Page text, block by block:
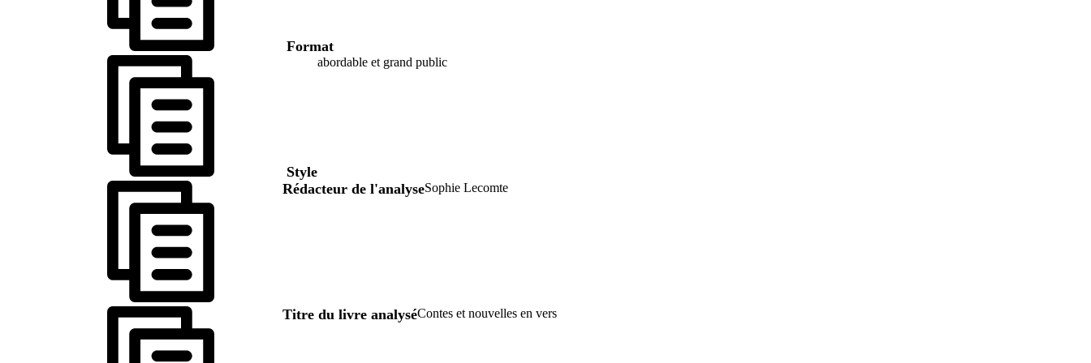
Format
Style
abordable et grand public
Rédacteur de l'analyseSophie Lecomte
Titre du livre analyséContes et nouvelles en vers